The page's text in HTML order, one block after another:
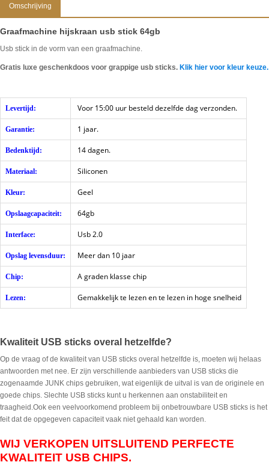
Omschrijving
Graafmachine hijskraan usb stick 64gb
Usb stick in de vorm van een graafmachine.
Gratis luxe geschenkdoos voor grappige usb sticks. Klik hier voor kleur keuze.
Levertijd: Voor 15:00 uur besteld dezelfde dag verzonden.
Garantie: 1 jaar.
Bedenktijd: 14 dagen.
Materiaal: Siliconen
Kleur: Geel
Opslaagcapaciteit: 64gb
Interface: Usb 2.0
Opslag levensduur: Meer dan 10 jaar
Chip: A graden klasse chip
Lezen: Gemakkelijk te lezen en te lezen in hoge snelheid
Kwaliteit USB sticks overal hetzelfde?
Op de vraag of de kwaliteit van USB sticks overal hetzelfde is, moeten wij helaas
antwoorden met nee. Er zijn verschillende aanbieders van USB sticks die
zogenaamde JUNK chips gebruiken, wat eigenlijk de uitval is van de originele en
goede chips. Slechte USB sticks kunt u herkennen aan onstabiliteit en
traagheid.Ook een veelvoorkomend probleem bij onbetrouwbare USB sticks is het
feit dat de opgegeven capaciteit vaak niet gehaald kan worden.
WIJ VERKOPEN UITSLUITEND PERFECTE
KWALITEIT USB CHIPS.